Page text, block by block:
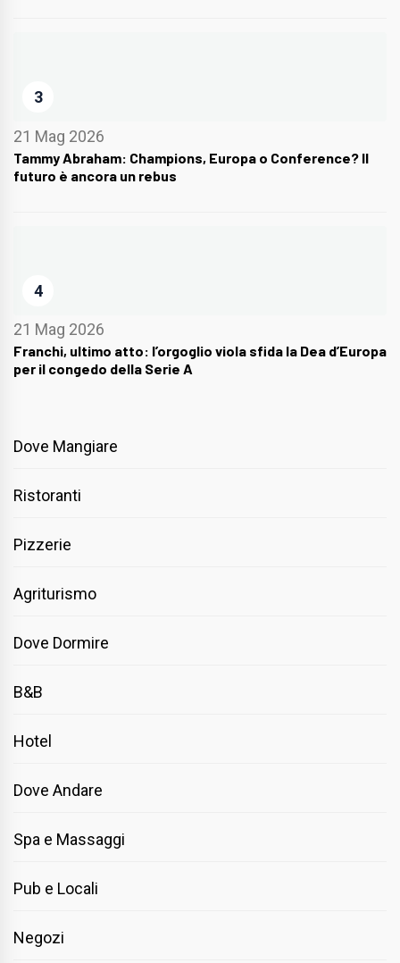
3
21 Mag 2026
Tammy Abraham: Champions, Europa o Conference? Il
futuro è ancora un rebus
4
21 Mag 2026
Franchi, ultimo atto: l’orgoglio viola sfida la Dea d’Europa
per il congedo della Serie A
Dove Mangiare
Ristoranti
Pizzerie
Agriturismo
Dove Dormire
B&B
Hotel
Dove Andare
Spa e Massaggi
Pub e Locali
Negozi